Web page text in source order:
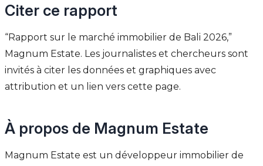
Citer ce rapport
“Rapport sur le marché immobilier de Bali 2026,”
Magnum Estate. Les journalistes et chercheurs sont
invités à citer les données et graphiques avec
attribution et un lien vers cette page.
À propos de Magnum Estate
Magnum Estate est un développeur immobilier de